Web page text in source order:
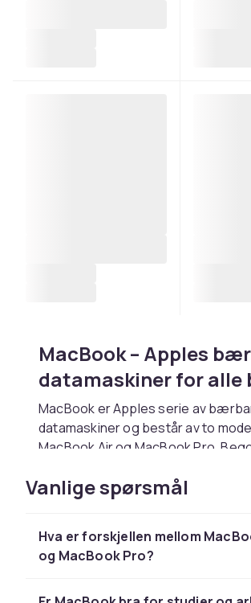
MacBook – Apples
datamaskiner for alle
MacBook er Apples serie av
datamaskiner og består av to
MacBook Air og MacBook Pro.
ytelse, lang batterilevetid og et
operativsystem. MacBook er
programmerere og
verden over.
Vanlige spørsmål
Hva er forskjellen mellom
og MacBook Pro?